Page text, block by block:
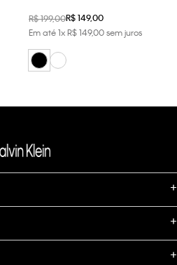
R$199,00R$149,00
Em até1xR$149,00sem juros
+
+
+